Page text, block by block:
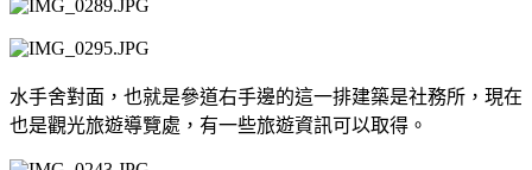
水手舍對面，也就是參道右手邊的這一排建築是社務所，現在
也是觀光旅遊導覽處，有一些旅遊資訊可以取得。